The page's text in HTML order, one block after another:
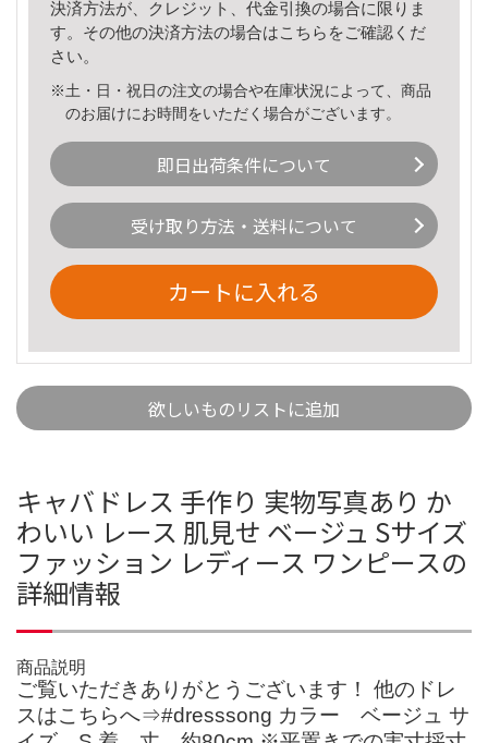
決済方法が、クレジット、代金引換の場合に限りま
す。その他の決済方法の場合はこちら をご確認くだ
さい。
※土・日・祝日の注文の場合や在庫状況によって、商品
のお届けにお時間をいただく場合がございます。
即日出荷条件について
受け取り方法・送料について
カートに入れる
欲しいものリストに追加
キャバドレス 手作り 実物写真あり か
わいい レース 肌見せ ベージュ Sサイズ
ファッション レディース ワンピースの
詳細情報
商品説明
ご覧いただきありがとうございます！ 他のドレ
スはこちらへ⇒#dresssong カラー ベージュ サ